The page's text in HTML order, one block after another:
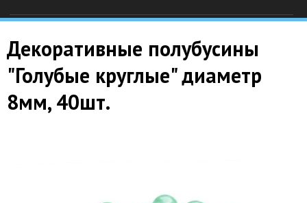
Декоративные полубусины
"Голубые круглые" диаметр
8мм, 40шт.